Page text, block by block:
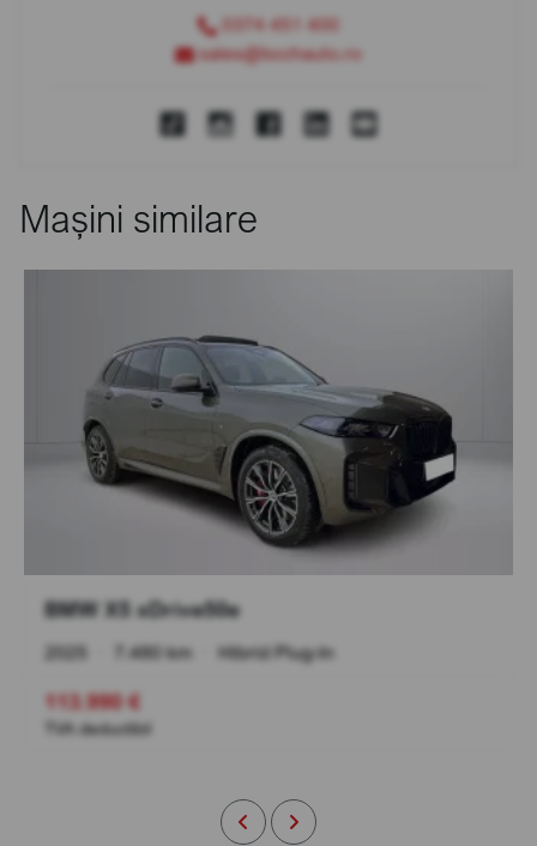
0374 451 400
sales@bcchauto.ro
Mașini similare
BMW X5 xDrive50e
2025 7.480 km Hibrid Plug-In
113.990 €
TVA deductibil